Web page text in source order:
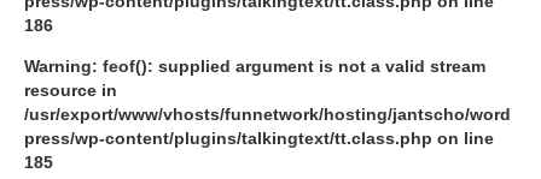
186
Warning: feof(): supplied argument is not a valid stream
resource in
/usr/export/www/vhosts/funnetwork/hosting/jantscho/word
press/wp-content/plugins/talkingtext/tt.class.php on line
185